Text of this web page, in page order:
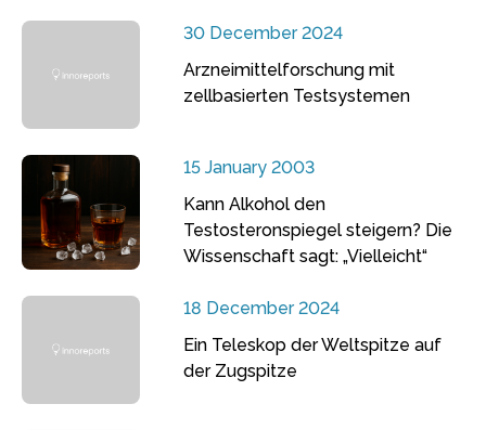
30 December 2024
Arzneimittelforschung mit
zellbasierten Testsystemen
15 January 2003
Kann Alkohol den
Testosteronspiegel steigern? Die
Wissenschaft sagt: „Vielleicht“
18 December 2024
Ein Teleskop der Weltspitze auf
der Zugspitze